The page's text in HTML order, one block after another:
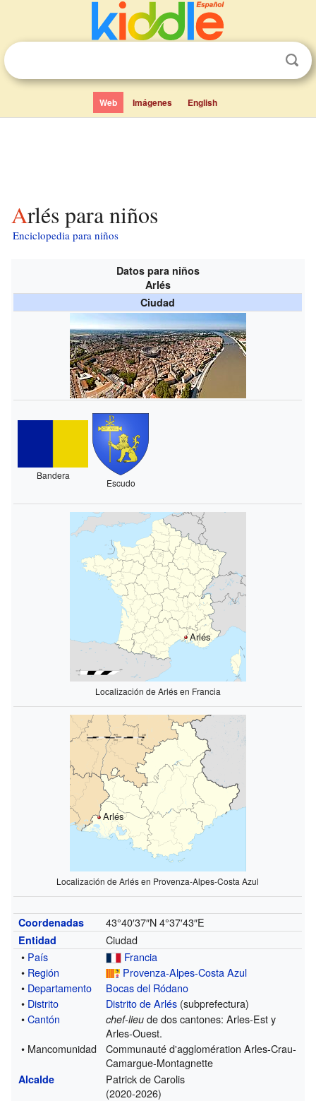
Web Imágenes English
Arlés para niños
Enciclopedia para niños
Datos para niños
Arlés
Ciudad
Bandera
Escudo
Arlés
Localización de Arlés en Francia
Arlés
Localización de Arlés en Provenza-Alpes-Costa Azul
Coordenadas 43°40′37″N 4°37′43″E
Entidad
Ciudad
• País
Francia
• Región
Provenza-Alpes-Costa Azul
• Departamento
Bocas del Ródano
• Distrito Distrito de Arlés (subprefectura)
•Cantón chef-lieu de dos cantones: Arles-Est y
Arles-Ouest.
• Mancomunidad
Communauté d'agglomération Arles-Crau-
Camargue-Montagnette
Alcalde
Patrick de Carolis
(2020-2026)